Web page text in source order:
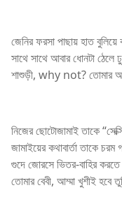
জেনির ফরসা পাছায় হাত
সাথে সাথে আবার ধোনটা
শাশুড়ী, why not? তোমার
নিজের ছোটোজামাই তাকে
জামাইয়ের কথাবার্তা তাকে
গুদে জোরসে ভিতর-বাহির
তোমার বেবী, আম্মা খুশীই হবে